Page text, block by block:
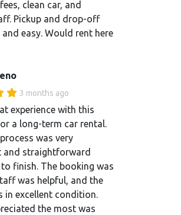
clean car, and
Pickup and drop-off
easy. Would rent here
3 months ago
experience with this
a long-term car rental.
was very
and straightforward
finish. The booking was
was helpful, and the
in excellent condition.
the most was